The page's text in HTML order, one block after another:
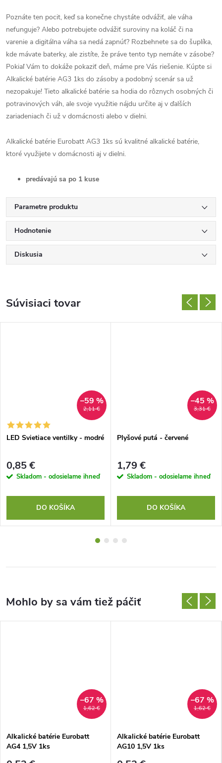
Poznáte ten pocit, keď sa konečne chystáte odvážiť, ale váha
nefunguje? Alebo potrebujete odvážiť suroviny na koláč či na
varenie a digitálna váha sa nedá zapnúť? Rozbehnete sa do šuplíka,
kde mávate baterky, ale zistíte, že práve tento typ nemáte v zásobe?
Pokiaľ Vám to dokáže pokaziť deň, máme pre Vás riešenie. Kúpte si
Alkalické batérie AG3 1ks do zásoby a podobný scenár sa už
nezopakuje! Tieto alkalické batérie sa hodia do rôznych osobných či
potravinových váh, ale svoje využitie nájdu určite aj v ďalších
zariadeniach či už v domácnosti alebo v dielni.
Alkalické batérie Eurobatt AG3 1ks sú kvalitné alkalické batérie,
ktoré využijete v domácnosti aj v dielni.
predávajú sa po 1 kuse
Parametre produktu
Hodnotenie
Diskusia
Súvisiaci tovar
2,11 €
–59 %
LED Svietiace ventilky - modré
0,85 €
Skladom - odosielame ihneď
DO KOŠÍKA
3,31 €
–45 %
Plyšové putá - červené
1,79 €
Skladom - odosielame ihneď
DO KOŠÍKA
1,62 €
–67 %
Alkalické batérie Eurobatt
AG4 1,5V 1ks
1,62 €
–67 %
Alkalické batérie Eurobatt
AG10 1,5V 1ks